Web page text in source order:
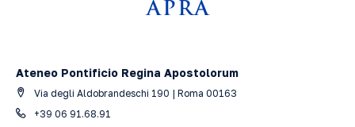
Ateneo Pontificio Regina Apostolorum
Via degli Aldobrandeschi 190 | Roma 00163
+39 06 91.68.91